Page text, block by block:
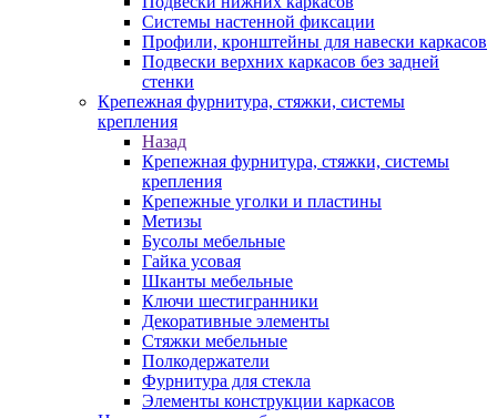
Системы настенной фиксации
Профили, кронштейны для навески каркасов
Подвески верхних каркасов без задней
стенки
Крепежная фурнитура, стяжки, системы
крепления
Назад
Крепежная фурнитура, стяжки, системы
крепления
Крепежные уголки и пластины
Метизы
Бусолы мебельные
Гайка усовая
Шканты мебельные
Ключи шестигранники
Декоративные элементы
Стяжки мебельные
Полкодержатели
Фурнитура для стекла
Элементы конструкции каркасов